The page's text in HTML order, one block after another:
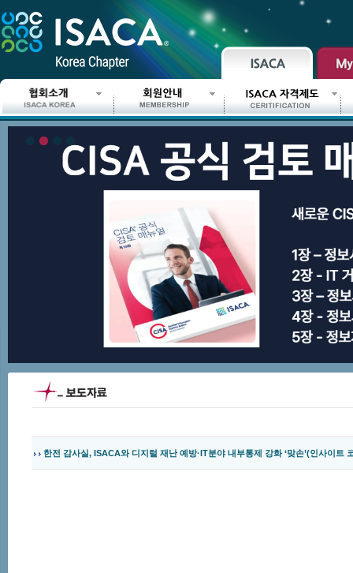
한전 감사실, ISACA와 디지털 재난 예방·IT분야 내부통제 강화 ‘맞손’(인사이트